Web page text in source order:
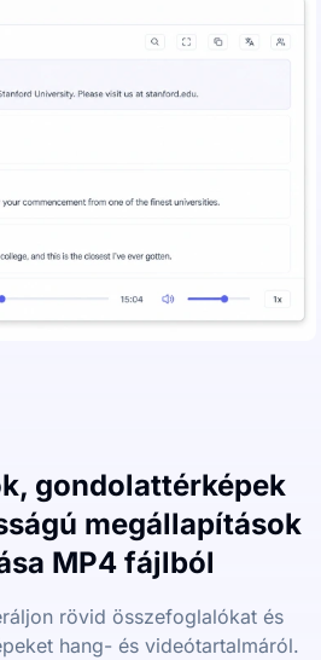
gondolattérképek
megállapítások
MP4 fájlból
rövid összefoglalókat és
hang- és videótartalmáról.